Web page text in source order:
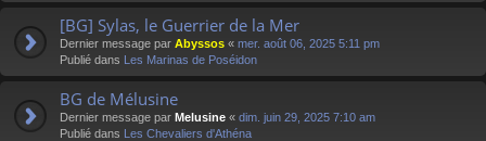
[BG] Sylas, le Guerrier de la Mer
Dernier message par Abyssos « mer. août 06, 2025 5:11 pm
Publié dans Les Marinas de Poséidon
BG de Mélusine
Dernier message par Melusine « dim. juin 29, 2025 7:10 am
Publié dans Les Chevaliers d'Athéna